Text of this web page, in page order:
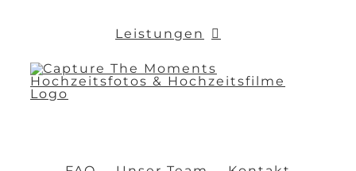
Leistungen